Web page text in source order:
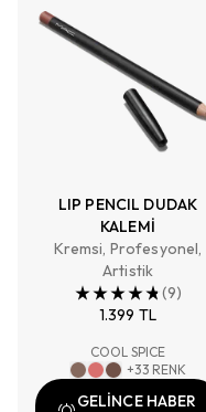
LIP PENCIL DUDAK
KALEMİ
Kremsi, Profesyonel,
Artistik
(9)
1.399 TL
COOL SPICE
+33 RENK
GELİNCE HABER